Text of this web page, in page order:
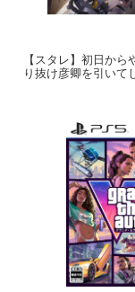
【スタレ】初日か
り抜け彦卿を引いて